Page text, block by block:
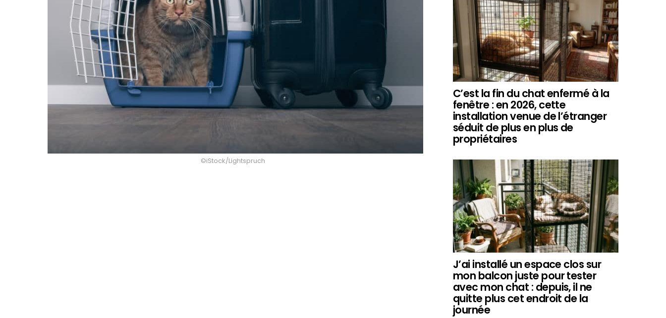
©iStock/Lightspruch
C’est la fin du chat enfermé à la
fenêtre : en 2026, cette
installation venue de l’étranger
séduit de plus en plus de
propriétaires
J’ai installé un espace clos sur
mon balcon juste pour tester
avec mon chat : depuis, il ne
quitte plus cet endroit de la
journée